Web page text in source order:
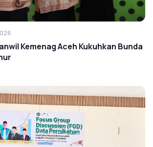
Kemenag Aceh Kukuhkan Bunda